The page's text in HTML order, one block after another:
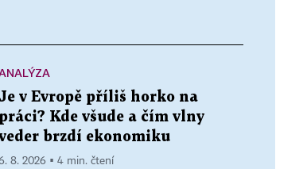
Je v Evropě příliš horko na
práci? Kde všude a čím vlny
brzdí ekonomiku
8. 2026 ▪ 4 min. čtení